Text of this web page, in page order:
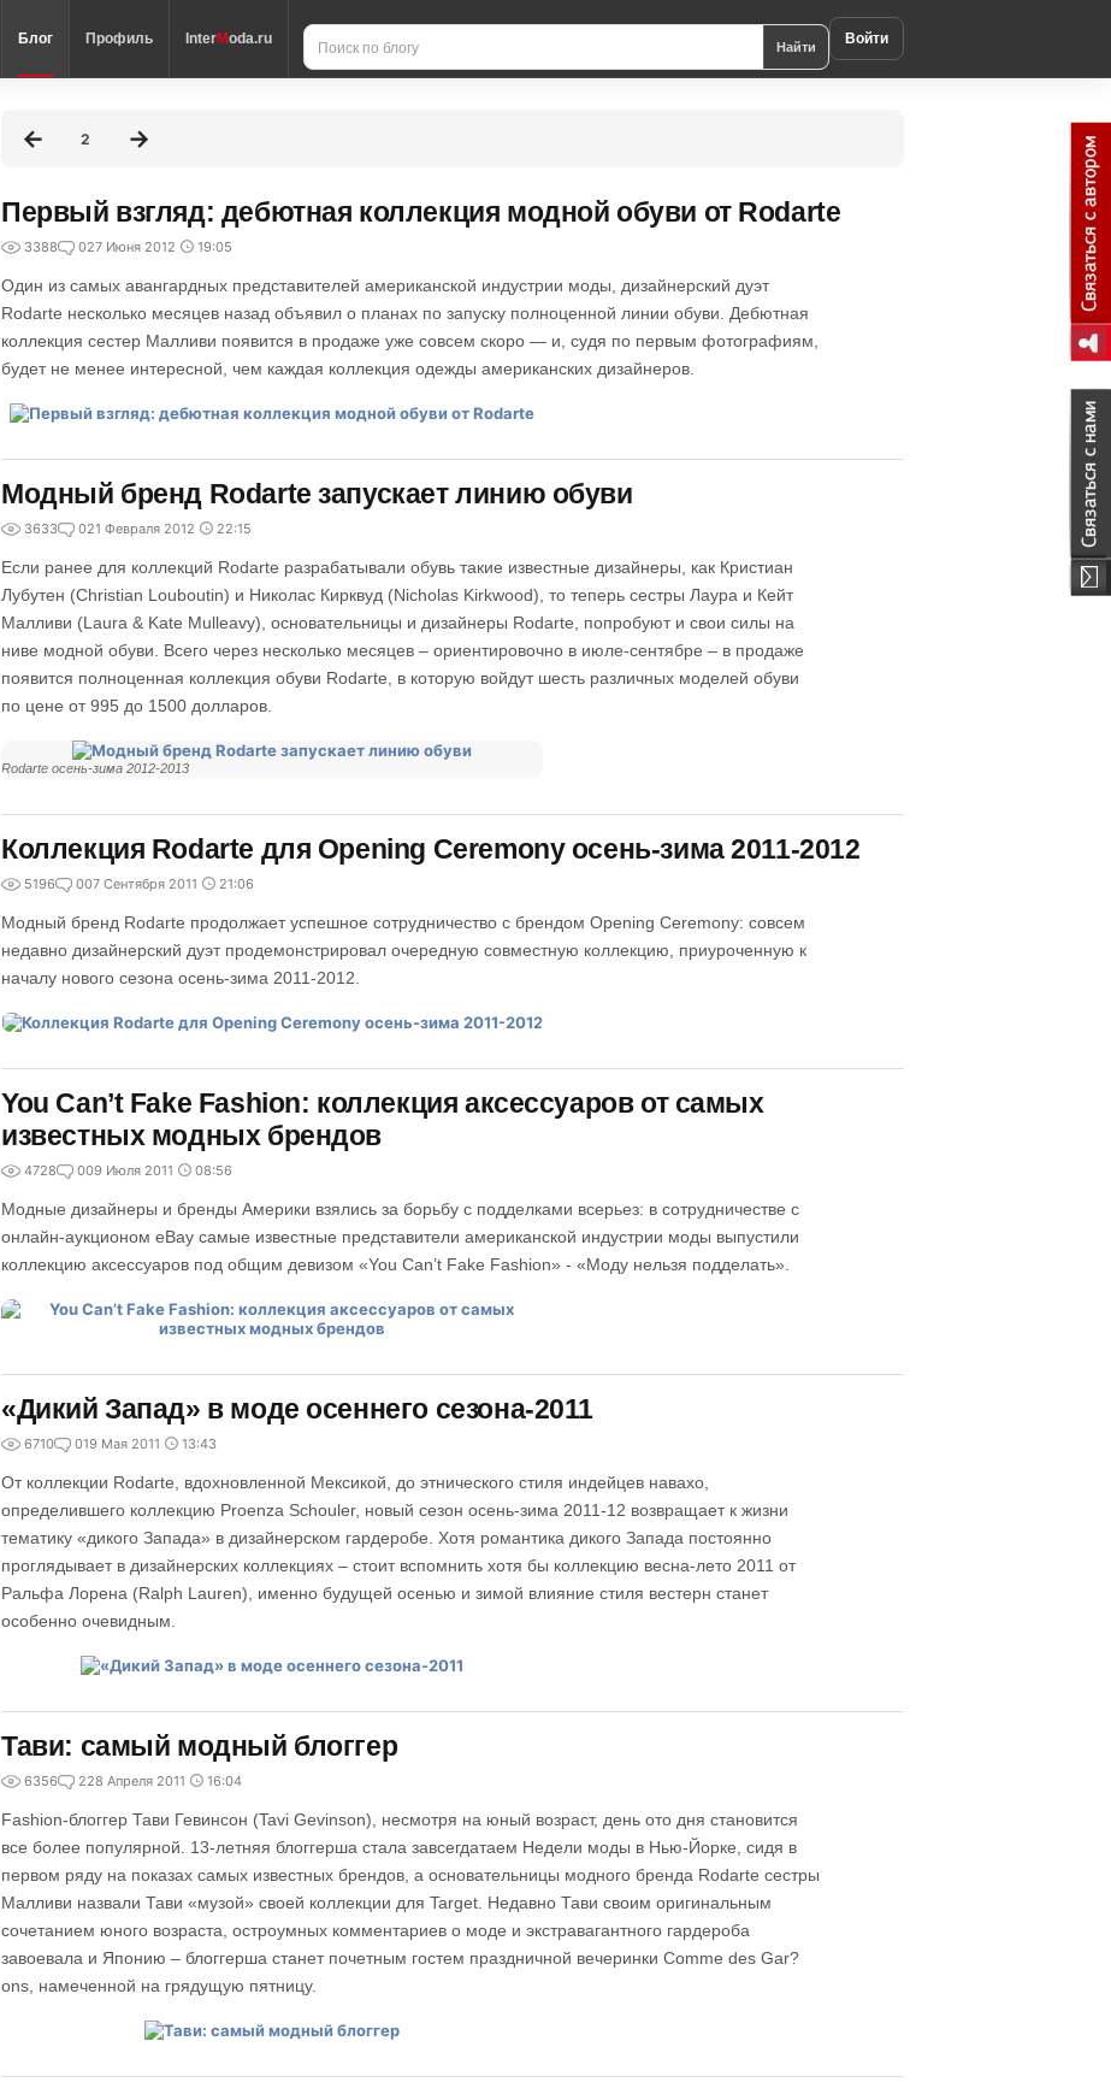
Блог Профиль InterModa.ru Найти Войти
2
Первый взгляд: дебютная коллекция модной обуви от Rodarte
3388 027 Июня 2012 19:05
Один из самых авангардных представителей американской индустрии моды, дизайнерский дуэт
Rodarte несколько месяцев назад объявил о планах по запуску полноценной линии обуви. Дебютная
коллекция сестер Малливи появится в продаже уже совсем скоро — и, судя по первым фотографиям,
будет не менее интересной, чем каждая коллекция одежды американских дизайнеров.
Модный бренд Rodarte запускает линию обуви
3633 021 Февраля 2012 22:15
Если ранее для коллекций Rodarte разрабатывали обувь такие известные дизайнеры, как Кристиан
Лубутен (Christian Louboutin) и Николас Кирквуд (Nicholas Kirkwood), то теперь сестры Лаура и Кейт
Малливи (Laura & Kate Mulleavy), основательницы и дизайнеры Rodarte, попробуют и свои силы на
ниве модной обуви. Всего через несколько месяцев – ориентировочно в июле-сентябре – в продаже
появится полноценная коллекция обуви Rodarte, в которую войдут шесть различных моделей обуви
по цене от 995 до 1500 долларов.
Rodarte осень-зима 2012-2013
Коллекция Rodarte для Opening Ceremony осень-зима 2011-2012
5196 007 Сентября 2011 21:06
Модный бренд Rodarte продолжает успешное сотрудничество с брендом Opening Ceremony: совсем
недавно дизайнерский дуэт продемонстрировал очередную совместную коллекцию, приуроченную к
началу нового сезона осень-зима 2011-2012.
You Can’t Fake Fashion: коллекция аксессуаров от самых
известных модных брендов
4728 009 Июля 2011 08:56
Модные дизайнеры и бренды Америки взялись за борьбу с подделками всерьез: в сотрудничестве с
онлайн-аукционом eBay самые известные представители американской индустрии моды выпустили
коллекцию аксессуаров под общим девизом «You Can’t Fake Fashion» - «Моду нельзя подделать».
«Дикий Запад» в моде осеннего сезона-2011
6710 019 Мая 2011 13:43
От коллекции Rodarte, вдохновленной Мексикой, до этнического стиля индейцев навахо,
определившего коллекцию Proenza Schouler, новый сезон осень-зима 2011-12 возвращает к жизни
тематику «дикого Запада» в дизайнерском гардеробе. Хотя романтика дикого Запада постоянно
проглядывает в дизайнерских коллекциях – стоит вспомнить хотя бы коллекцию весна-лето 2011 от
Ральфа Лорена (Ralph Lauren), именно будущей осенью и зимой влияние стиля вестерн станет
особенно очевидным.
Тави: самый модный блоггер
6356 228 Апреля 2011 16:04
Fashion-блоггер Тави Гевинсон (Tavi Gevinson), несмотря на юный возраст, день ото дня становится
все более популярной. 13-летняя блоггерша стала завсегдатаем Недели моды в Нью-Йорке, сидя в
первом ряду на показах самых известных брендов, а основательницы модного бренда Rodarte сестры
Малливи назвали Тави «музой» своей коллекции для Target. Недавно Тави своим оригинальным
сочетанием юного возраста, остроумных комментариев о моде и экстравагантного гардероба
завоевала и Японию – блоггерша станет почетным гостем праздничной вечеринки Comme des Gar?
ons, намеченной на грядущую пятницу.